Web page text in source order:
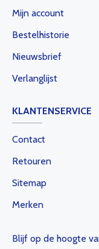
Mijn account
Bestelhistorie
Nieuwsbrief
Verlanglijst
KLANTENSERVICE
Contact
Retouren
Sitemap
Merken
Blijf op de hoogte